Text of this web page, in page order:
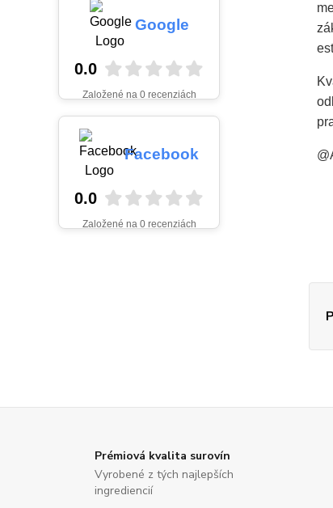
Google
0.0
Založené na 0 recenziách
Facebook
0.0
Založené na 0 recenziách
Prémiová kvalita surovín
Vyrobené z tých najlepších
ingrediencií